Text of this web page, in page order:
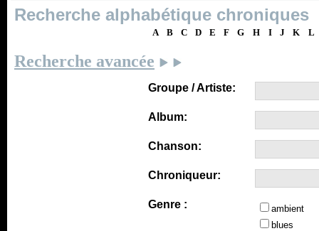
Recherche alphabétique chroniques
A B C D E F G H I J K L
Recherche avancée
Groupe / Artiste:
Album:
Chanson:
Chroniqueur:
Genre :
ambient
blues